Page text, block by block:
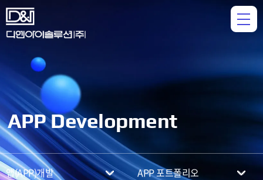
APP Development
앱(APP)개발 APP 포트폴리오